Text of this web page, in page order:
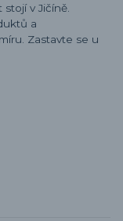
v Jičíně.
a
Zastavte se u